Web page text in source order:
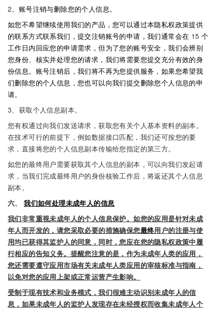
2、账号注销与删除您的个人信息。
如您不希望继续使用我们的产品，您可以通过本隐私权政策提供
的联系方式联系我们，提交注销账号的申请，我们通常会在 15 个
工作日内回应您的申请需求，但为了您的账号安全，我们会辨别
您身份、核实并处理您的请求，我们将需要您提交充分有效的身
份信息。账号注销后，我们将不再为您提供服务，如果您希望我
们删除您的个人信息，您也可以向我们提交删除您个人信息的申
请。
3、获取个人信息副本。
您有权通过向我们发送请求，获取您有关个人基本资料的副本。
在技术可行的前提下，例如数据接口匹配，我们还可按您的要
求，直接将您的个人信息副本传输给您指定的第三方。
如您的最终用户需要获取其个人信息的副本，可以向我们发起请
求，当我们完成最终用户的身份核验工作后，将返还其个人信息
副本。
六、我们如何处理未成年人的信息
我们非常重视未成年人的个人信息保护。如您的应用是针对未成
年人而开发的，请您采取必要的措施确保您最终用户的注册与使
用均已获得其监护人的同意，同时，您应在您的隐私权政策中履
行相应的告知义务。提醒您注意的是，作为未成年人类的应用，
您还需要遵守应用市场有关未成年人类应用的审核标准与指南，
以免对您的应用上架或正常运营产生影响。
受制于现有技术和业务模式，我们很难主动识别未成年人的信
息，如果未成年人的监护人发现存在未经授权而收集未成年人个